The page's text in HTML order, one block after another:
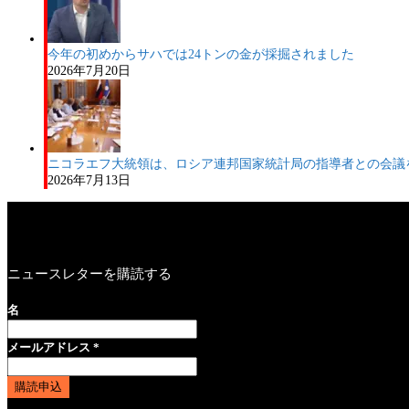
今年の初めからサハでは24トンの金が採掘されました
2026年7月20日
ニコラエフ大統領は、ロシア連邦国家統計局の指導者との会議
2026年7月13日
ニュースレターを購読する
名
メールアドレス *